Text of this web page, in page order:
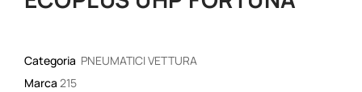
Categoria PNEUMATICI VETTURA
Marca 215